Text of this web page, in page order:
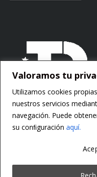
Valoramos tu
Utilizamos cookies
nuestros servicios
navegación. Puede
su conﬁguración aquí.